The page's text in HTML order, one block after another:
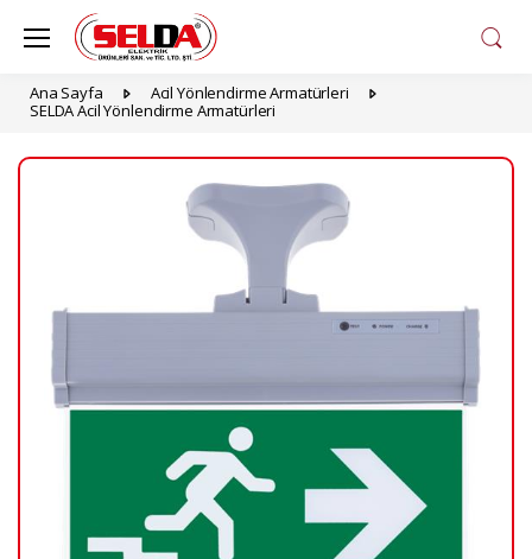
Ana Sayfa
Acil Yönlendirme Armatürleri
SELDA Acil Yönlendirme Armatürleri